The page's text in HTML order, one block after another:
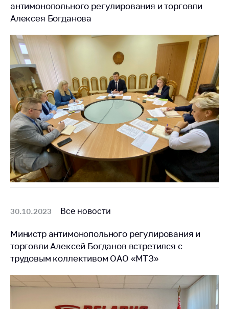
антимонопольного регулирования и торговли
Алексея Богданова
30.10.2023 Все новости
Министр антимонопольного регулирования и
торговли Алексей Богданов встретился с
трудовым коллективом ОАО «МТЗ»